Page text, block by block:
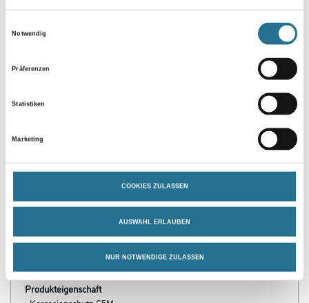
Notwendig
Präferenzen
Statistiken
Marketing
COOKIES ZULASSEN
AUSWAHL ERLAUBEN
NUR NOTWENDIGE ZULASSEN
Plattenstärke
PRODUKTEIGENSCHAFTEN
Produkteigenschaft